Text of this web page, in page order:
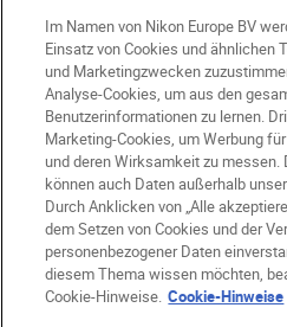
CH Nikon Sites
Kontaktieren Sie uns
Nutzungsbedingungen
Geschäftsbedingungen des
Cookie-Hinweise
Cookie-Einstellungen
© 2026 Nikon
Im Namen von Nikon Europe BV
Einsatz von Cookies und ähnlichen
und Marketingzwecken
Analyse-Cookies, um aus den
Benutzerinformationen zu lernen.
Marketing-Cookies, um Werbung
und deren Wirksamkeit zu messen.
können auch Daten außerhalb
Durch Anklicken von „Alle
dem Setzen von Cookies und der
personenbezogener Daten
diesem Thema wissen möchten,
Cookie-Hinweise. Cookie-Hinweise